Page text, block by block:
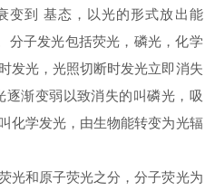
变到 基态，以光的形式放出能
分子发光包括荧光，磷光，化学
发光，光照切断时发光立即消失
渐变弱以致消失的叫磷光，吸
化学发光，由生物能转变为光辐
光和原子荧光之分，分子荧光为